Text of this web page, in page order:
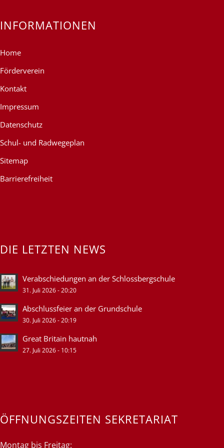
INFORMATIONEN
Home
Förderverein
Kontakt
Impressum
Datenschutz
Schul- und Radwegeplan
Sitemap
Barrierefreiheit
DIE LETZTEN NEWS
Verabschiedungen an der Schlossbergschule
31. Juli 2026 - 20:20
Abschlussfeier an der Grundschule
30. Juli 2026 - 20:19
Great Britain hautnah
27. Juli 2026 - 10:15
ÖFFNUNGSZEITEN SEKRETARIAT
Montag bis Freitag: